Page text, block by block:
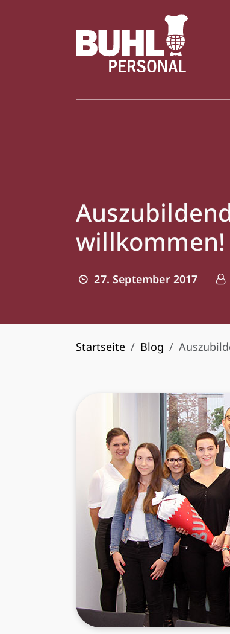
willkommen!
27. September 2017
Startseite Blog